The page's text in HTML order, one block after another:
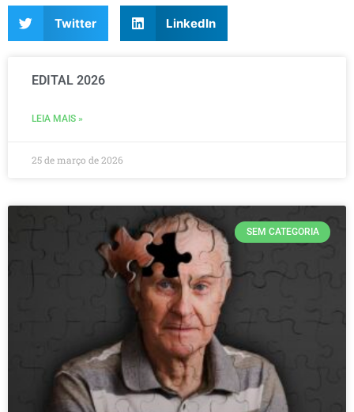
Twitter LinkedIn
EDITAL 2026
LEIA MAIS »
25 de março de 2026
SEM CATEGORIA